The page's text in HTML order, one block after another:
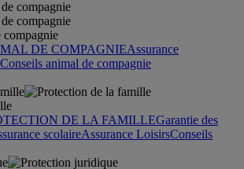
compagnie
DE COMPAGNIEAssurance
Conseils animal de compagnie
DE LA FAMILLEGarantie des
scolaireAssurance LoisirsConseils